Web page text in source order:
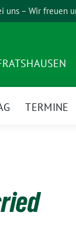
uns – Wir freuen
TERMINE